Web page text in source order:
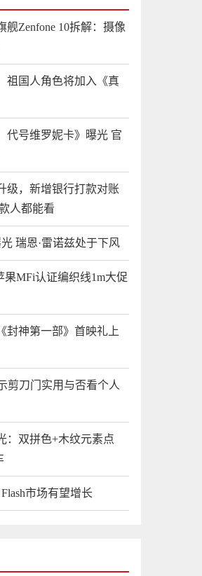
舰Zenfone 10拆解：摄像
祖国人角色将加入《真
代号维罗妮卡》曝光 官
级，新增银行打款对账
人都能看
瑞恩·雷诺兹处于下风
果MFi认证编织线1m大促
封神第一部》首映礼上
剪刀门实用与否看个人
：双拼色+木纹元素点
市场有望增长